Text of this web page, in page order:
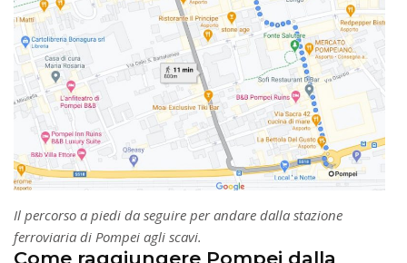
Il percorso a piedi da seguire per andare dalla stazione
ferroviaria di Pompei agli scavi.
Come raggiungere Pompei dalla